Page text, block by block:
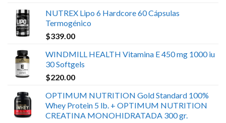
NUTREX Lipo 6 Hardcore 60 Cápsulas
Termogénico
$339.00
WINDMILL HEALTH Vitamina E 450 mg 1000 iu
30 Softgels
$220.00
OPTIMUM NUTRITION Gold Standard 100%
Whey Protein 5 lb. + OPTIMUM NUTRITION
CREATINA MONOHIDRATADA 300 gr.